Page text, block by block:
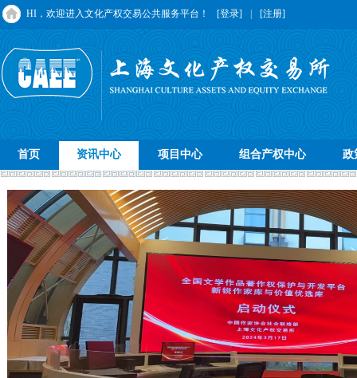
HI，欢迎进入文化产权交易公共服务平台！ [登录] [注册]
首页 资讯中心 项目中心 组合产权中心 政